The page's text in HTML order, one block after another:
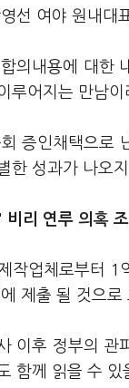
선 여야 원내대
의내용에 대한
루어지는 만남
증인채택으로
한 성과가 나오
리 연루 의혹
작업체로부터 1
제출 될 것으로
이후 정부의 관
함께 읽을 수 있